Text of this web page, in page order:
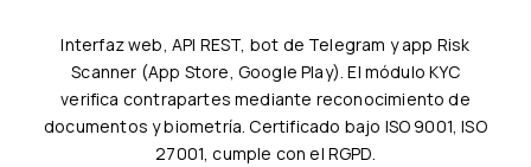
Interfaz web, API REST, bot de Telegram y app Risk
Scanner (App Store, Google Play). El módulo KYC
verifica contrapartes mediante reconocimiento de
documentos y biometría. Certificado bajo ISO 9001, ISO
27001, cumple con el RGPD.